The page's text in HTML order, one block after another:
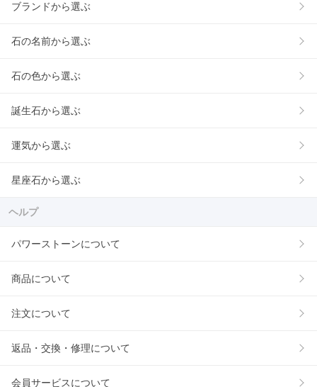
ブランドから選ぶ
石の名前から選ぶ
石の色から選ぶ
誕生石から選ぶ
運気から選ぶ
星座石から選ぶ
ヘルプ
パワーストーンについて
商品について
注文について
返品・交換・修理について
会員サービスについて